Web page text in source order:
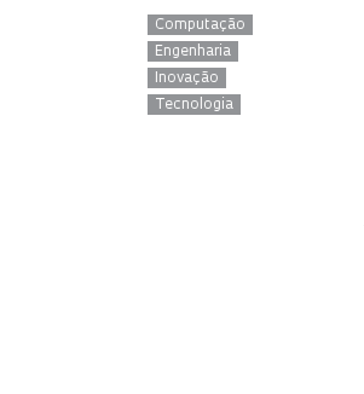
Computação
Engenharia
Inovação
Tecnologia